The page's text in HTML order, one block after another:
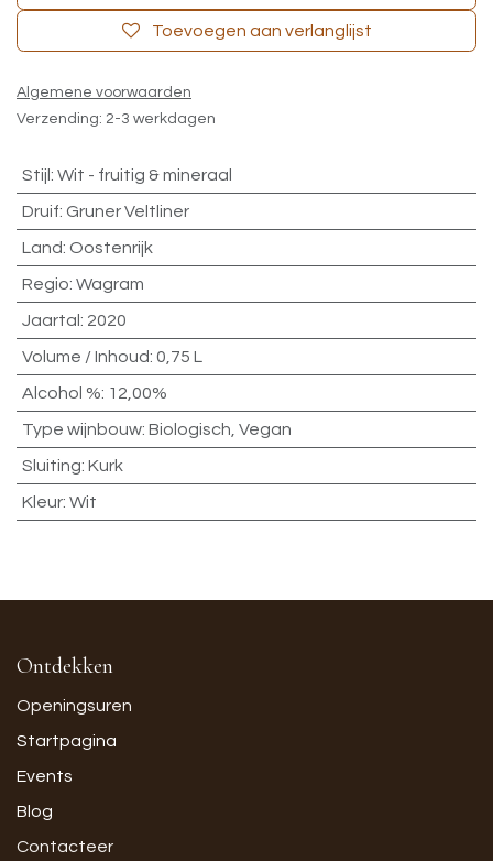
Toevoegen aan verlanglijst
Algemene voorwaarden
Verzending: 2-3 werkdagen
Stijl : Wit - fruitig & mineraal
Druif: Gruner Veltliner
Land: Oostenrijk
Regio: Wagram
Jaartal : 2020
Volume / Inhoud: 0,75 L
Alcohol %: 12,00%
Type wijnbouw: Biologisch, Vegan
Sluiting: Kurk
Kleur: Wit
Ontdekken
Openingsuren
Startpagina
Events
Blog
Contacteer